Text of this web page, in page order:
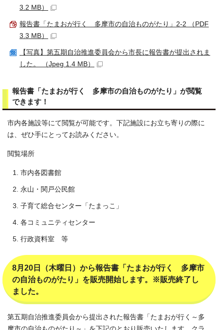
3.2 MB）
報告書「たまおが行く 多摩市の自治ものがたり」2-2 （PDF
3.3 MB）
【写真】第五期自治推進委員会から市長に報告書が提出されま
した。 （Jpeg 1.4 MB）
報告書「たまおが行く 多摩市の自治ものがたり」が閲覧
できます！
市内各施設等にて閲覧が可能です。下記施設にお立ち寄りの際に
は、ぜひ手にとってお読みください。
閲覧場所
市内各図書館
永山・関戸公民館
子育て総合センター「たまっこ」
各コミュニティセンター
行政資料室 等
8月20日（木曜日）から報告書「たまおが行く 多摩市
の自治ものがたり」を販売開始します。※販売終了し
ました。
第五期自治推進委員会から提出された報告書「たまおが行く～多